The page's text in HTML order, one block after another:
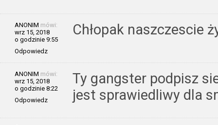
ANONIM mówi:
wrz 15, 2018
o godzinie 9:55
Odpowiedz
Chłopak naszczescie
ANONIM mówi:
wrz 15, 2018
o godzinie 8:22
Odpowiedz
Ty gangster podpisz
jest sprawiedliwy dla